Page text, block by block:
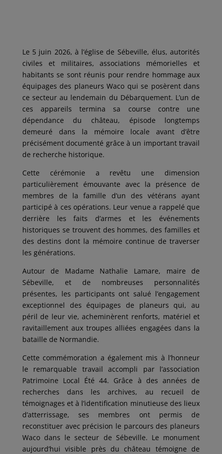
k n r
Le 5 juin 2026, à l’église de Sébeville, élus, autorités
civiles et militaires, associations mémorielles et
habitants se sont réunis pour rendre hommage aux
équipages des planeurs Waco qui se posèrent dans
ce secteur au lendemain du Débarquement. L’un de
ces appareils termina sa course contre une
dépendance du château, épisode longtemps
demeuré dans la mémoire locale avant d’être
précisément documenté grâce à un important travail
de recherche historique.
Cette cérémonie a revêtu une dimension
particulièrement émouvante avec la présence de
membres de la famille d’un des vétérans ayant
participé à ces opérations. Leur venue a rappelé que
derrière les faits d’armes et les événements
historiques se trouvent des hommes, des familles et
des destins dont la mémoire continue de traverser
les générations.
Autour de Madame Nathalie Lamare, maire de
Sébeville, et de nombreuses personnalités
présentes, les participants ont salué l’engagement
exceptionnel des équipages de planeurs qui, au
péril de leur vie, acheminèrent renforts, matériel et
ravitaillement aux troupes alliées engagées dans la
bataille de Normandie.
Cette commémoration a également mis à l’honneur
le remarquable travail accompli par l’association
Patrimoine Local Été 44. Grâce à des années de
recherches dans les archives, au recueil de
témoignages et à l’identification minutieuse des lieux
d’atterrissage, ses membres ont permis de
reconstituer avec précision le parcours des planeurs
Waco dans le secteur de Sébeville. Le monument
aujourd’hui visible près du château témoigne de